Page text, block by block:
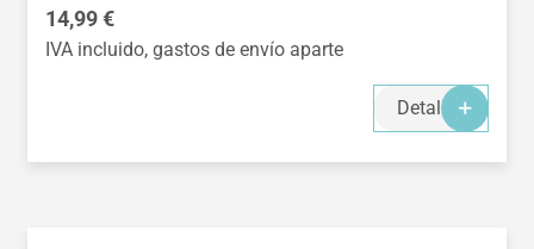
Precio normal:
14,99 €
IVA incluido, gastos de envío aparte
Detalles